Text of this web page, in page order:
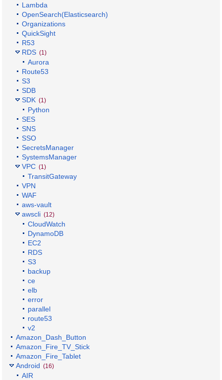
Lambda
OpenSearch(Elasticsearch)
Organizations
QuickSight
R53
RDS (1)
Aurora
Route53
S3
SDB
SDK (1)
Python
SES
SNS
SSO
SecretsManager
SystemsManager
VPC (1)
TransitGateway
VPN
WAF
aws-vault
awscli (12)
CloudWatch
DynamoDB
EC2
RDS
S3
backup
ce
elb
error
parallel
route53
v2
Amazon_Dash_Button
Amazon_Fire_TV_Stick
Amazon_Fire_Tablet
Android (16)
AIR